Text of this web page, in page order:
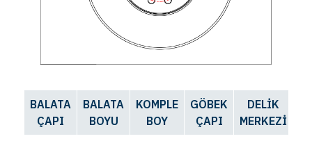
BALATA
ÇAPI
BALATA
BOYU
KOMPLE
BOY
GÖBEK
ÇAPI
DELİK
MERKEZİ